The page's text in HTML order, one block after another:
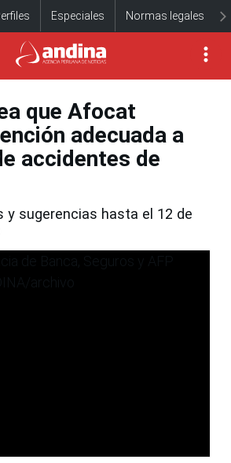
Especiales Normas legales
que Afocat
adecuada a
accidentes de
y sugerencias hasta el 12 de